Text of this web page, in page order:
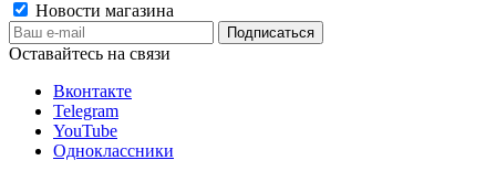
Новости магазина
Оставайтесь на связи
Вконтакте
Telegram
YouTube
Одноклассники